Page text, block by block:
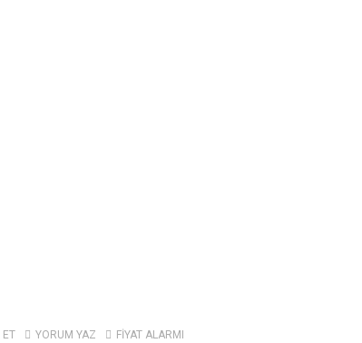
ET YORUM YAZ FİYAT ALARMI